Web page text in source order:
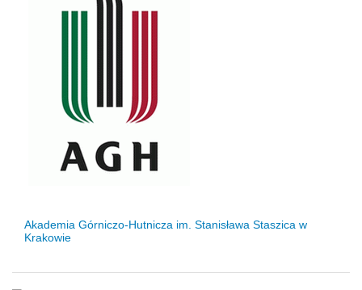
Akademia Górniczo-Hutnicza im. Stanisława Staszica w
Krakowie